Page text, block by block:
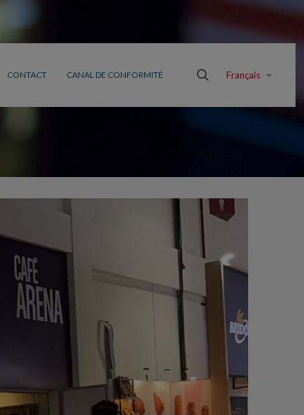
CONTACT CANAL DE CONFORMITÉ Français